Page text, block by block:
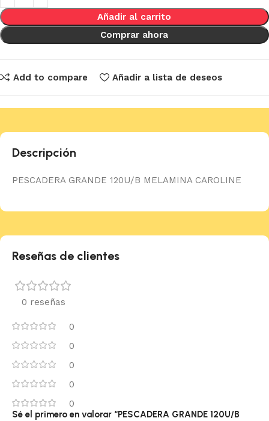
Añadir al carrito
Comprar ahora
Add to compare Añadir a lista de deseos
Descripción
PESCADERA GRANDE 120U/B MELAMINA CAROLINE
Reseñas de clientes
0 reseñas
0
0
0
0
0
Sé el primero en valorar “PESCADERA GRANDE 120U/B